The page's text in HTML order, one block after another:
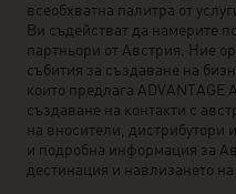
всеобхватна палитра от
Ви съдействат да намерите
партньори от Австрия. Ние
събития за създаване на
които предлага ADVANTAGE
създаване на контакти с
на вносители, дистрибутори
и подробна информация за
дестинация и навлизането